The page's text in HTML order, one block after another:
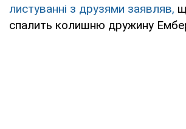
листуванні з друзями заявляв,
спалить колишню дружину